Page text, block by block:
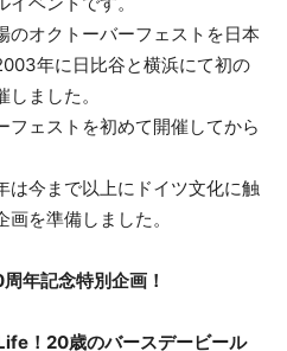
のオクトーバーフェストを日本
年に日比谷と横浜にて初の
ました。
フェストを初めて開催してから
は今まで以上にドイツ文化に触
を準備しました。
年記念特別企画！
20歳のバースデービール